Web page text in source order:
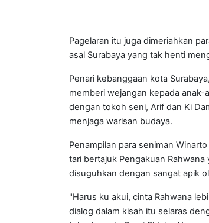
Pagelaran itu juga dimeriahkan
asal Surabaya yang tak henti
Penari kebanggaan kota
memberi wejangan kepada anak-
dengan tokoh seni, Arif dan Ki
menjaga warisan budaya.
Penampilan para seniman
tari bertajuk Pengakuan
disuguhkan dengan sangat apik
"Harus ku akui, cinta Rahwana
dialog dalam kisah itu selaras